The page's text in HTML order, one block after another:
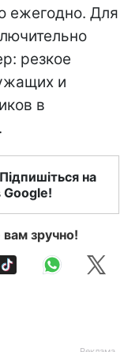
ежегодно. Для
резкое
и
в
на
Google!
зручно!